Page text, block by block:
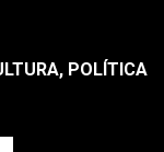
POLÍTICA